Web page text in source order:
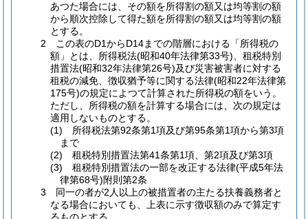
あつた場合には、その額を所得割の額又は均等割の額
から順次控除して得た額を所得割の額又は均等割の額
とする。
2 この表のD1からD14までの階層における「所得税の
額」とは、所得税法(昭和40年法律第33号)、租税特別
措置法(昭和32年法律第26号)及び災害被害者に対する
租税の減免、徴収猶予等に関する法律(昭和22年法律第
175号)の規定によつて計算された所得税の額をいう。
ただし、所得税の額を計算する場合には、次の規定は
適用しないものとする。
(1) 所得税法第92条第1項及び第95条第1項から第3項
まで
(2) 租税特別措置法第41条第1項、第2項及び第3項
(3) 租税特別措置法の一部を改正する法律(平成5年法
律第68号)附則第2条
3 同一の者が2人以上の被措置者の主たる扶養義務者と
なる場合においても、上表に示す徴収額のみで算定す